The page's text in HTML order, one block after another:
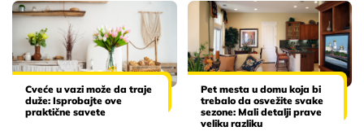
Cveće u vazi može da traje
duže: Isprobajte ove
praktične savete
Pet mesta u domu koja bi
trebalo da osvežite svake
sezone: Mali detalji prave
veliku razliku